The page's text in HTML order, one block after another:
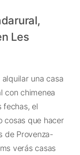
Les
alquilar una casa
con chimenea
fechas, el
cosas que hacer
de Provenza-
verás casas